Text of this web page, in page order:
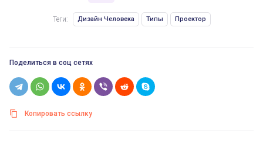
Теги: Дизайн Человека Типы Проектор
Поделиться в соц сетях
Копировать ссылку